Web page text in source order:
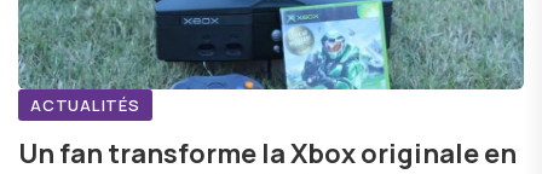
ACTUALITÉS
Un fan transforme la Xbox originale en